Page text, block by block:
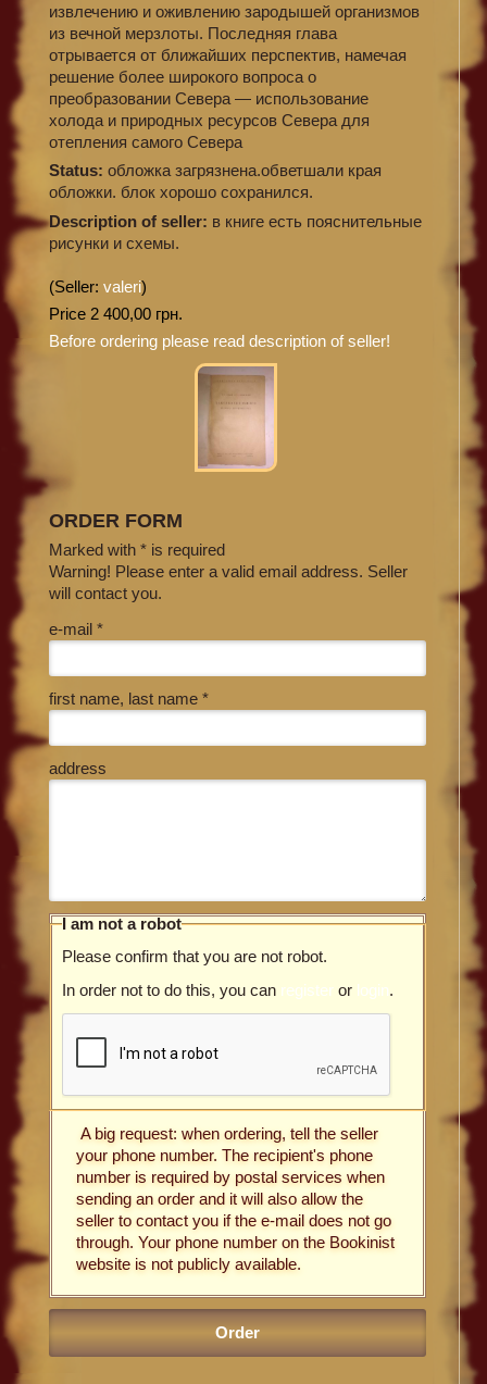
извлечению и оживлению зародышей организмов
из вечной мерзлоты. Последняя глава
отрывается от ближайших перспектив, намечая
решение более широкого вопроса о
преобразовании Севера — использование
холода и природных ресурсов Севера для
отепления самого Севера
Status: обложка загрязнена.обветшали края
обложки. блок хорошо сохранился.
Description of seller: в книге есть пояснительные
рисунки и схемы.
(Seller: valeri)
Price 2 400,00 грн.
Before ordering please read description of seller!
ORDER FORM
Marked with * is required
Warning! Please enter a valid email address. Seller
will contact you.
e-mail *
first name, last name *
address
I am not a robot
Please confirm that you are not robot.
In order not to do this, you can register or login.
A big request: when ordering, tell the seller
your phone number. The recipient's phone
number is required by postal services when
sending an order and it will also allow the
seller to contact you if the e-mail does not go
through. Your phone number on the Bookinist
website is not publicly available.